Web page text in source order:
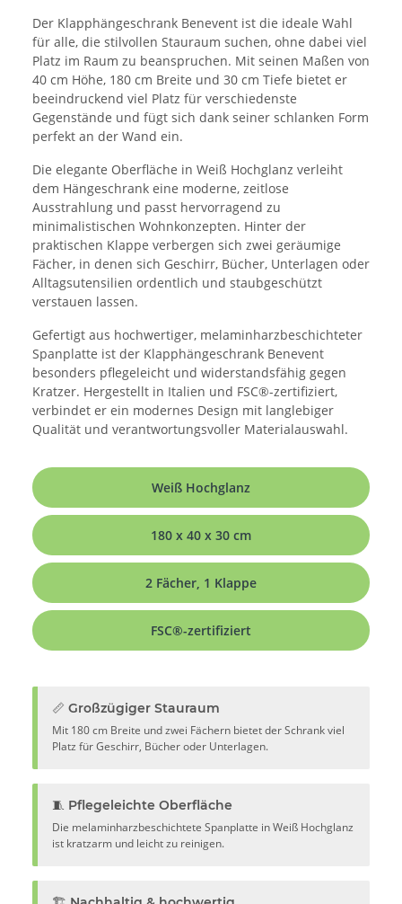
Der Klapphängeschrank Benevent ist die ideale Wahl
für alle, die stilvollen Stauraum suchen, ohne dabei viel
Platz im Raum zu beanspruchen. Mit seinen Maßen von
40 cm Höhe, 180 cm Breite und 30 cm Tiefe bietet er
beeindruckend viel Platz für verschiedenste
Gegenstände und fügt sich dank seiner schlanken Form
perfekt an der Wand ein.
Die elegante Oberfläche in Weiß Hochglanz verleiht
dem Hängeschrank eine moderne, zeitlose
Ausstrahlung und passt hervorragend zu
minimalistischen Wohnkonzepten. Hinter der
praktischen Klappe verbergen sich zwei geräumige
Fächer, in denen sich Geschirr, Bücher, Unterlagen oder
Alltagsutensilien ordentlich und staubgeschützt
verstauen lassen.
Gefertigt aus hochwertiger, melaminharzbeschichteter
Spanplatte ist der Klapphängeschrank Benevent
besonders pflegeleicht und widerstandsfähig gegen
Kratzer. Hergestellt in Italien und FSC®-zertifiziert,
verbindet er ein modernes Design mit langlebiger
Qualität und verantwortungsvoller Materialauswahl.
Weiß Hochglanz
180 x 40 x 30 cm
2 Fächer, 1 Klappe
FSC®-zertifiziert
📏 Großzügiger Stauraum
Mit 180 cm Breite und zwei Fächern bietet der Schrank viel
Platz für Geschirr, Bücher oder Unterlagen.
🧵 Pflegeleichte Oberfläche
Die melaminharzbeschichtete Spanplatte in Weiß Hochglanz
ist kratzarm und leicht zu reinigen.